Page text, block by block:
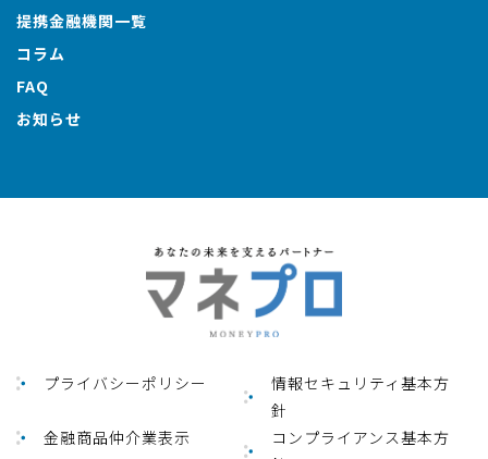
提携金融機関一覧
コラム
FAQ
お知らせ
プライバシーポリシー
情報セキュリティ基本方
針
金融商品仲介業表⽰
コンプライアンス基本方